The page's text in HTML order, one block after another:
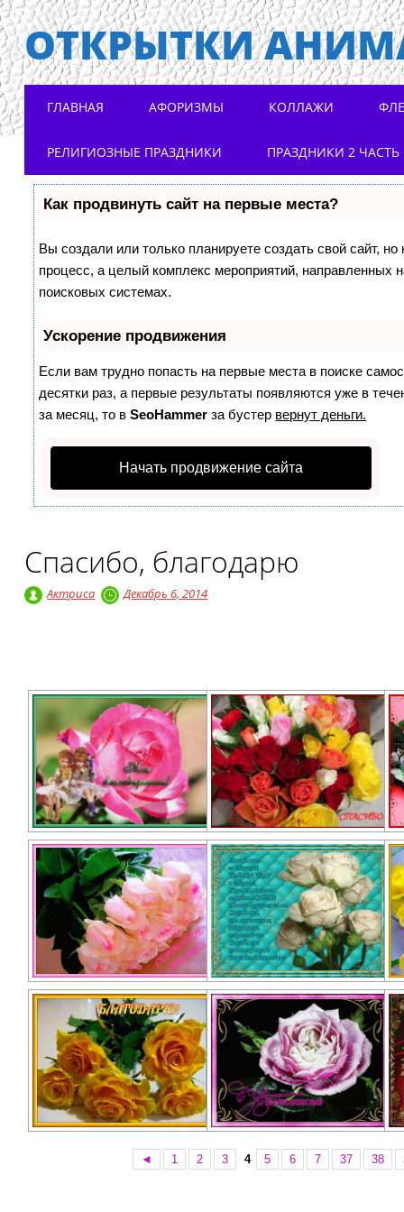
ОТКРЫТКИ
Main menu
ГЛАВНАЯ АФОРИЗМЫ КОЛЛАЖИ
РЕЛИГИОЗНЫЕ ПРАЗДНИКИ ПРАЗДНИКИ 2 ЧАСТЬ
Как продвинуть сайт на первые места?
Вы создали или только планируете создать свой сайт,
процесс, а целый комплекс мероприятий, направленных
поисковых системах.
Ускорение продвижения
Если вам трудно попасть на первые места в поиске
десятки раз, а первые результаты появляются уже в
за месяц, то вSeoHammer за бустер вернут деньги.
Начать продвижение сайта
Спасибо, благодарю
Актриса Декабрь 6, 2014
◄ 1 2 3 4 5 6 7 37 38